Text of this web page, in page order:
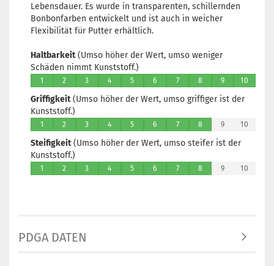
Lagerbestand:
1
Gewicht:174g
Lila/Violett
Lagerbestand:
Lieferzeit:
3 Arbeitstage
Lagerbestand:
Lebensdauer. Es wurde in transparenten, schillernden
Bonbonfarben entwickelt und ist auch in weicher
Flexibilität für Putter erhältlich.
Haltbarkeit(Umso höher der Wert, umso weniger
Schäden nimmt Kunststoff.)
1 2 3 4 5 6 7 8 9 10
Griffigkeit(Umso höher der Wert, umso griffiger ist der
Kunststoff.)
1 2 3 4 5 6 7 8 9 10
Steifigkeit(Umso höher der Wert, umso steifer ist der
Kunststoff.)
1 2 3 4 5 6 7 8 9 10
PDGA DATEN